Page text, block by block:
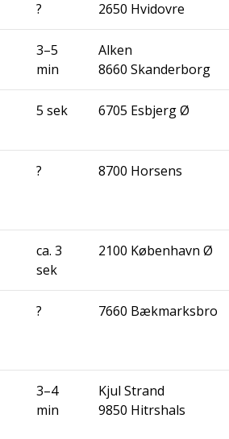
? 2650 Hvi­d­ov­re
3–5
min
Alken
8660 Skan­der­borg
5 sek 6705 Esb­jerg Ø
? 8700 Hor­sens
ca. 3
sek
2100 Køben­havn Ø
? 7660 Bæk­marks­bro
3–4
min
Kjul Strand
9850 Hitrs­hals